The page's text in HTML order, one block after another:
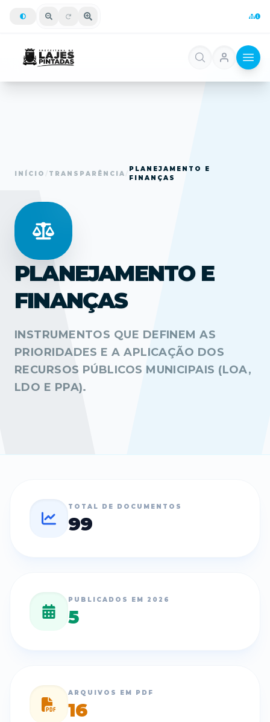
INÍCIO TRANSPARÊNCIA
PLANEJAMENTO E
FINANÇAS
PLANEJAMENTO E
FINANÇAS
INSTRUMENTOS QUE DEFINEM AS
PRIORIDADES E A APLICAÇÃO DOS
RECURSOS PÚBLICOS MUNICIPAIS (LOA,
LDO E PPA).
TOTAL DE DOCUMENTOS
99
PUBLICADOS EM 2026
5
ARQUIVOS EM PDF
16